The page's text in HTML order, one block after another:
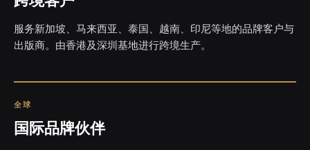
服务新加坡、马来西亚、泰国、越南、印尼等地的品牌客户与
出版商。由香港及深圳基地进行跨境生产。
全球
国际品牌伙伴